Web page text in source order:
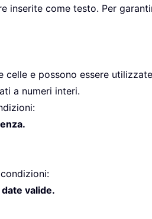
inserite come testo. Per
e possono essere
a numeri interi.
valide.